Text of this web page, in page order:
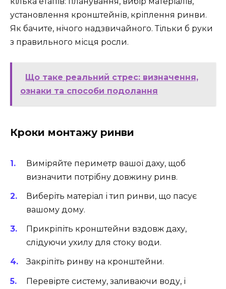
установлення кронштейнів, кріплення ринви.
Як бачите, нічого надзвичайного. Тільки б руки
з правильного місця росли.
Що таке реальний стрес: визначення,
ознаки та способи подолання
Кроки монтажу ринви
Виміряйте периметр вашої даху, щоб
визначити потрібну довжину ринв.
Виберіть матеріал і тип ринви, що пасує
вашому дому.
Прикріпіть кронштейни вздовж даху,
слідуючи ухилу для стоку води.
Закріпіть ринву на кронштейни.
Перевірте систему, заливаючи воду, і